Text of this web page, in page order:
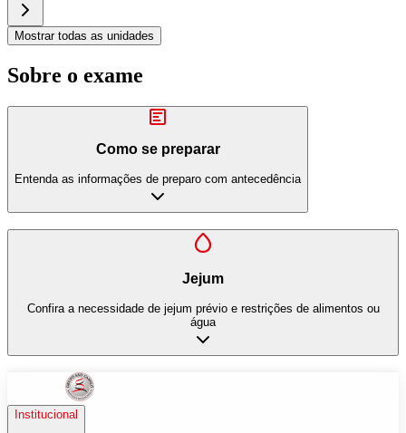
Mostrar todas as unidades
Sobre o exame
Como se preparar
Entenda as informações de preparo com antecedência
Jejum
Confira a necessidade de jejum prévio e restrições de alimentos ou
água
Institucional